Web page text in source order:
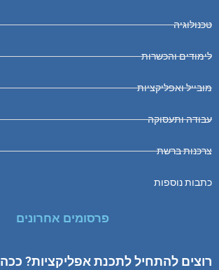
טכנולוגיה
לימודים והכשרות
מובייל ואפליקציות
עבודה ותעסוקה
צרכנות ברשת
כתבות נוספות
פרסומים אחרונים
רוצים להתחיל לתכנת אפליקציות? ככה